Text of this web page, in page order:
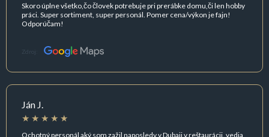
Skoro úplne všetko,čo človek potrebuje pri prerábke domu,či len hobby
práci. Super sortiment, super personál. Pomer cena/výkon je fajn!
Odporúčam!
Zdroj:
Ján J.
Ochotný personál aký som zažil naposledy v Dubaji v reštaurácii, vedia